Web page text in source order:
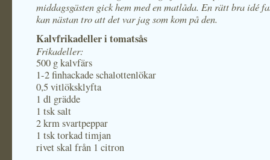
middagsgästen gick hem med en matlåda. En rätt bra idé
kan nästan tro att det var jag som kom på den.
Kalvfrikadeller i tomatsås
Frikadeller:
500 g kalvfärs
1-2 finhackade schalottenlökar
0,5 vitlöksklyfta
1 dl grädde
1 tsk salt
2 krm svartpeppar
1 tsk torkad timjan
rivet skal från 1 citron